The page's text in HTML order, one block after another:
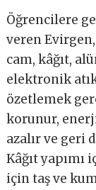
Öğrencilere
veren
cam, kâğıt,
elektronik
özetlemek
korunur,
azalır ve geri
Kâğıt
için taş ve